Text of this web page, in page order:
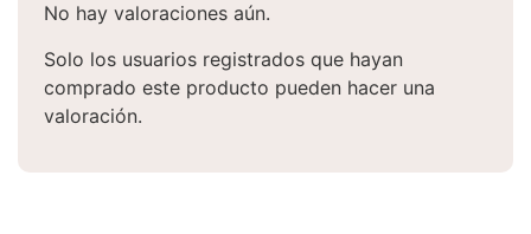
No hay valoraciones aún.
Solo los usuarios registrados que hayan
comprado este producto pueden hacer una
valoración.